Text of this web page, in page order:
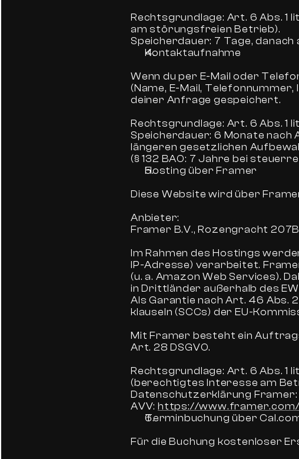
Rechtsgrundlage: Art. 6 Abs. 1
am störungsfreien Betrieb).
Speicherdauer: 7 Tage,
Kontaktaufnahme
Wenn du per E-Mail oder
(Name, E-Mail,
deiner Anfrage gespeichert.
Rechtsgrundlage: Art. 6 Abs. 1
Speicherdauer: 6 Monate nach
längeren gesetzlichen
(§ 132 BAO: 7 Jahre bei
Hosting über Framer
Diese Website wird über
Anbieter:
Framer B.V., Rozengracht
Im Rahmen des Hostings
IP-Adresse) verarbeitet.
(u. a. Amazon Web Services).
in Drittländer außerhalb des
Als Garantie nach Art. 46 Abs.
klauseln (SCCs) der EU-
Mit Framer besteht ein
Art. 28 DSGVO.
Rechtsgrundlage: Art. 6 Abs. 1
(berechtigtes Interesse am
Datenschutzerklärung
AVV: https://
Terminbuchung über
Für die Buchung kostenloser